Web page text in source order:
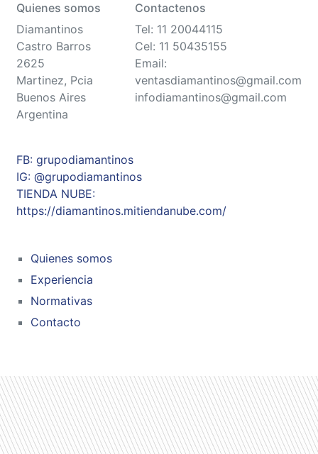
Quienes somos
Diamantinos
Castro Barros
2625
Martinez, Pcia
Buenos Aires
Argentina
Contactenos
Tel: 11 20044115
Cel: 11 50435155
Email:
ventasdiamantinos@gmail.com
infodiamantinos@gmail.com
FB: grupodiamantinos
IG: @grupodiamantinos
TIENDA NUBE:
https://diamantinos.mitiendanube.com/
Quienes somos
Experiencia
Normativas
Contacto